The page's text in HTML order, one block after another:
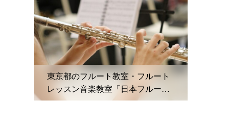
東京都のフルート教室・フルート
レッスン音楽教室「日本フルート
音楽院」と体験レッスンご紹介